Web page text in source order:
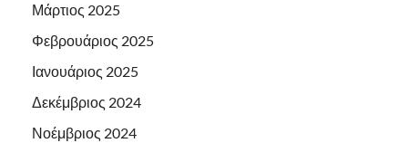
Μάρτιος 2025
Φεβρουάριος 2025
Ιανουάριος 2025
Δεκέμβριος 2024
Νοέμβριος 2024